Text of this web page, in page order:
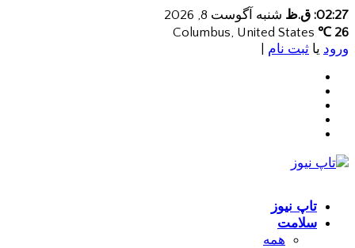
02:27: ق.ظ
شنبه آگوست 8, 2026
26 ℃
ورود یا ثبت نام
تاپ نیوز
سلامت
همه